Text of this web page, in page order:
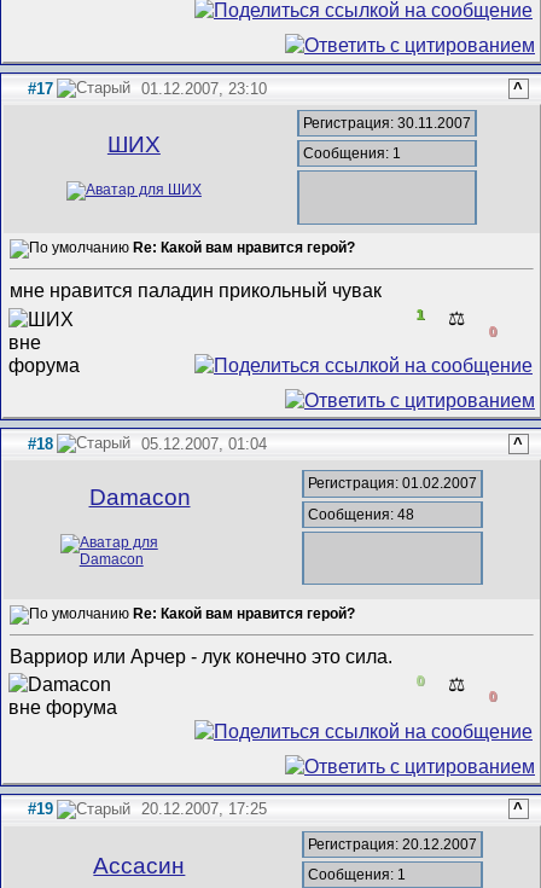
#17 01.12.2007, 23:10 ^
ШИХ
Регистрация: 30.11.2007
Сообщения: 1
Re: Какой вам нравится герой?
мне нравится паладин прикольный чувак
1 ⚖️
0
#18 05.12.2007, 01:04 ^
Damacon
Регистрация: 01.02.2007
Сообщения: 48
Re: Какой вам нравится герой?
Варриор или Арчер - лук конечно это сила.
0 ⚖️
0
#19 20.12.2007, 17:25 ^
Ассасин
Регистрация: 20.12.2007
Сообщения: 1